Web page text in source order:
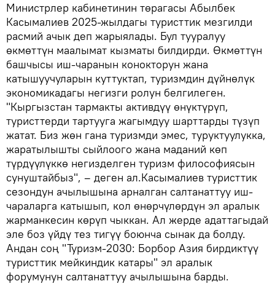
Министрлер кабинетинин төрагасы Абылбек
Касымалиев 2025-жылдагы туристтик мезгилди
расмий ачык деп жарыялады. Бул тууралуу
өкмөттүн маалымат кызматы билдирди. Өкмөттүн
башчысы иш-чаранын конокторун жана
катышуучуларын куттуктап, туризмдин дүйнөлүк
экономикадагы негизги ролун белгилеген.
"Кыргызстан тармакты активдүү өнүктүрүп,
туристтерди тартууга жагымдуу шарттарды түзүп
жатат. Биз жөн гана туризмди эмес, туруктуулукка,
жаратылышты сыйлоого жана маданий көп
түрдүүлүккө негизделген туризм философиясын
сунуштайбыз", – деген ал.Касымалиев туристтик
сезондун ачылышына арналган салтанаттуу иш-
чараларга катышып, кол өнөрчүлөрдүн эл аралык
жарманкесин көрүп чыккан. Ал жерде адаттагыдай
эле боз үйдү тез тигүү боюнча сынак да болду.
Андан соң "Туризм-2030: Борбор Азия бирдиктүү
туристтик мейкиндик катары" эл аралык
форумунун салтанаттуу ачылышына барды.